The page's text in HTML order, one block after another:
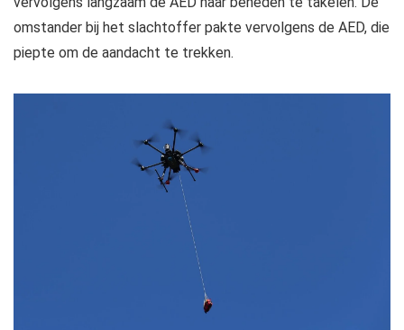
omstander bij het slachtoffer pakte vervolgens de AED, die
piepte om de aandacht te trekken.